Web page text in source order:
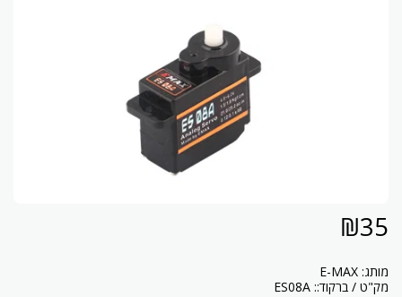
₪35
מותג: E-MAX
מק"ט / ברקוד:: ES08A